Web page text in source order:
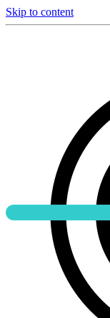
Skip to content